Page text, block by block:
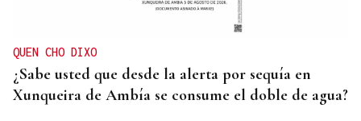
QUEN CHO DIXO
¿Sabe usted que desde la alerta por sequía en
Xunqueira de Ambía se consume el doble de agua?